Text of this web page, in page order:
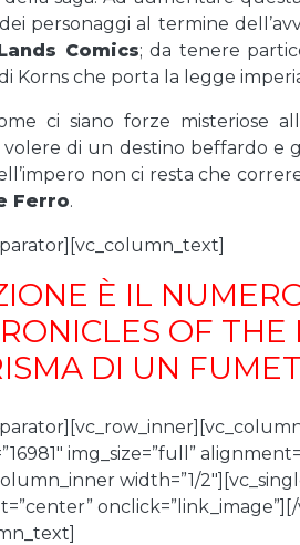
personaggi al termine
Comics; da tenere
Korns che porta la legge
ci siano forze misteriose
di un destino beffardo e
non ci resta che
Ferro.
È IL
OF
DI UN
img_size=”full”
width=”1/